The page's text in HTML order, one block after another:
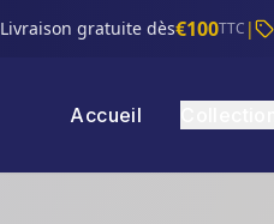
Livraison gratuite dès€100TTC |
Accueil